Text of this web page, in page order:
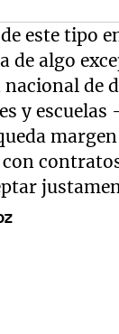
este tipo
de algo
de
y